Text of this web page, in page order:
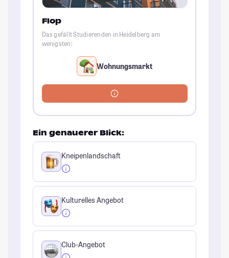
Flop
Das gefällt Studierenden in Heidelberg am
wenigsten:
Wohnungsmarkt
Ein genauerer Blick:
Kneipenlandschaft
Kulturelles Angebot
Club-Angebot